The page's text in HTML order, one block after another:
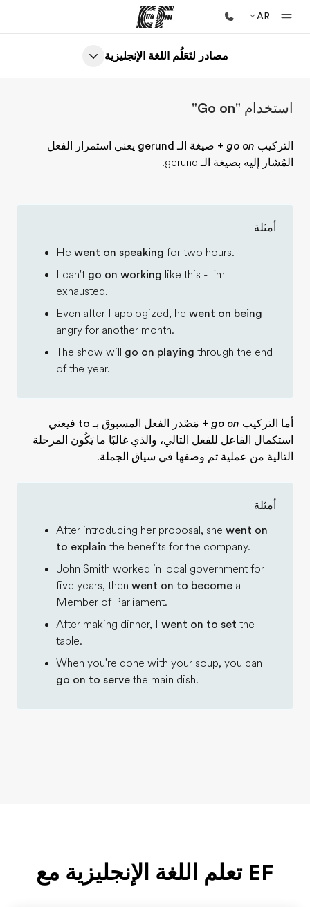
AR
الصفحة الرئيسية
برامج
مكاتب
نبذة عنا
مصادر لتَعَلُم اللغة الإنجليزية
استخدام "Go on"
التركيب go on + صيغة الـ gerund
يعني استمرار الفعل
المُشار إليه بصيغة الـ gerund.
أمثلة
He went on speaking for two hours.
I can't go on working like this - I'm
exhausted.
Even after I apologized, he went on being
angry for another month.
The show will go on playing through the end
of the year.
أما التركيب go on + مَصْدر الفعل المسبوق بـ to
فيعني
استكمال الفاعل للفعل التالي، والذي غالبًا ما يَكُون المرحلة
التالية من عملية تم وصفها في سياق الجملة.
أمثلة
After introducing her proposal, she went on
to explain the benefits for the company.
John Smith worked in local government for
five years, then went on to become a
Member of Parliament.
After making dinner, I went on to set the
table.
When you're done with your soup, you can
go on to serve the main dish.
EF تعلم اللغة الإنجليزية مع